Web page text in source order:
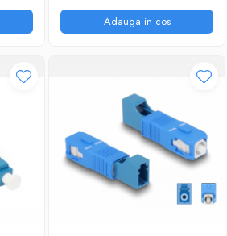
Adauga in cos